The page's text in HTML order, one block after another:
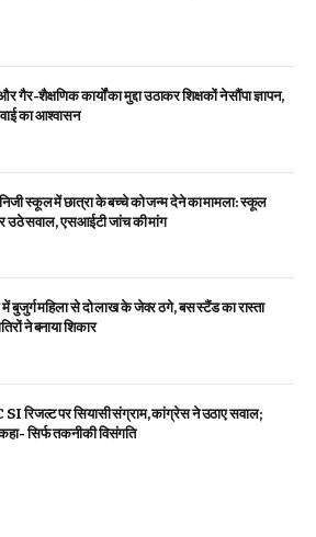
गैर-शैक्षणिक कार्यों का मुद्दा उठाकर शिक्षकों ने सौंपा ज्ञापन,
का आश्वासन
स्कूल में छात्रा के बच्चे को जन्म देने का मामला: स्कूल
उठे सवाल, एसआईटी जांच की मांग
बुजुर्ग महिला से दो लाख के जेवर ठगे, बस स्टैंड का रास्ता
ने बनाया शिकार
रिजल्ट पर सियासी संग्राम, कांग्रेस ने उठाए सवाल;
सिर्फ तकनीकी विसंगति